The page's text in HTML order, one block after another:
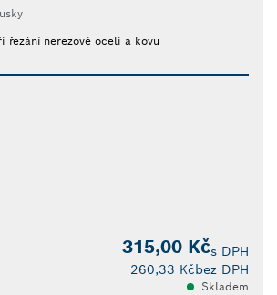
řezání nerezové oceli a kovu
315,00 Kčs DPH
260,33 Kčbez DPH
Skladem